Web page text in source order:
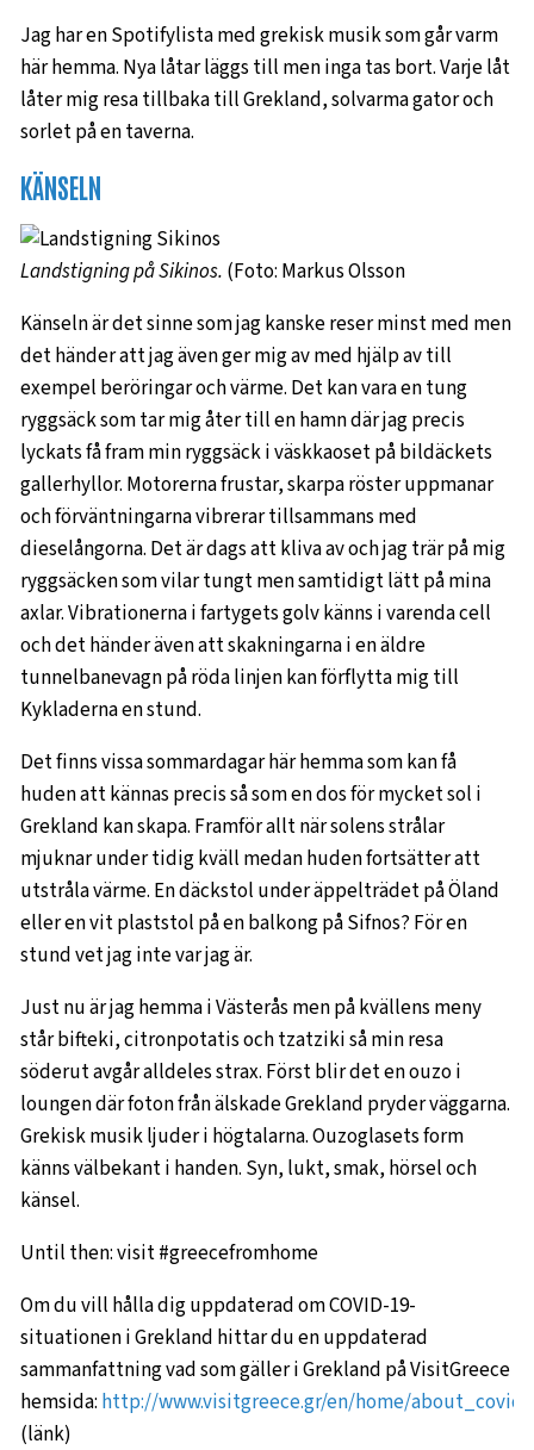
Jag har en Spotifylista med grekisk musik som går varm
här hemma. Nya låtar läggs till men inga tas bort. Varje låt
låter mig resa tillbaka till Grekland, solvarma gator och
sorlet på en taverna.
KÄNSELN
Landstigning på Sikinos. (Foto: Markus Olsson
Känseln är det sinne som jag kanske reser minst med men
det händer att jag även ger mig av med hjälp av till
exempel beröringar och värme. Det kan vara en tung
ryggsäck som tar mig åter till en hamn där jag precis
lyckats få fram min ryggsäck i väskkaoset på bildäckets
gallerhyllor. Motorerna frustar, skarpa röster uppmanar
och förväntningarna vibrerar tillsammans med
dieselångorna. Det är dags att kliva av och jag trär på mig
ryggsäcken som vilar tungt men samtidigt lätt på mina
axlar. Vibrationerna i fartygets golv känns i varenda cell
och det händer även att skakningarna i en äldre
tunnelbanevagn på röda linjen kan förflytta mig till
Kykladerna en stund.
Det finns vissa sommardagar här hemma som kan få
huden att kännas precis så som en dos för mycket sol i
Grekland kan skapa. Framför allt när solens strålar
mjuknar under tidig kväll medan huden fortsätter att
utstråla värme. En däckstol under äppelträdet på Öland
eller en vit plaststol på en balkong på Sifnos? För en
stund vet jag inte var jag är.
Just nu är jag hemma i Västerås men på kvällens meny
står bifteki, citronpotatis och tzatziki så min resa
söderut avgår alldeles strax. Först blir det en ouzo i
loungen där foton från älskade Grekland pryder väggarna.
Grekisk musik ljuder i högtalarna. Ouzoglasets form
känns välbekant i handen. Syn, lukt, smak, hörsel och
känsel.
Until then: visit #greecefromhome
Om du vill hålla dig uppdaterad om COVID-19-
situationen i Grekland hittar du en uppdaterad
sammanfattning vad som gäller i Grekland på VisitGreece
hemsida: http://www.visitgreece.gr/en/home/
(länk)